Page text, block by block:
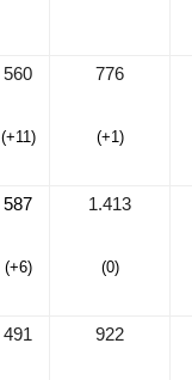
560
(+11)
776
(+1)
587
(+6)
1.413
(0)
491 922